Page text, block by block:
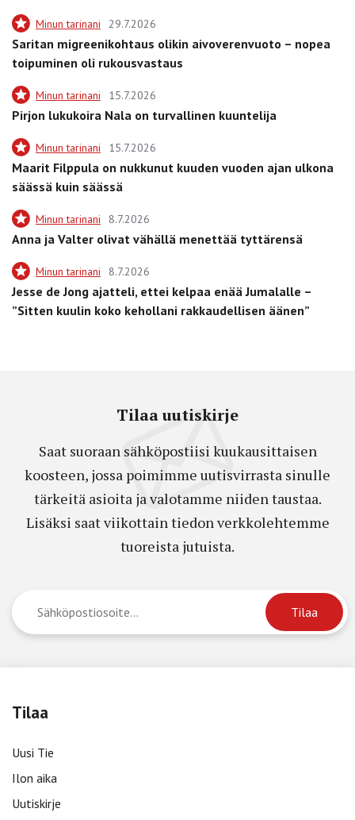
Minun tarinani 29.7.2026
Saritan migreenikohtaus olikin aivoverenvuoto – nopea
toipuminen oli rukousvastaus
Minun tarinani 15.7.2026
Pirjon lukukoira Nala on turvallinen kuuntelija
Minun tarinani 15.7.2026
Maarit Filppula on nukkunut kuuden vuoden ajan ulkona
säässä kuin säässä
Minun tarinani 8.7.2026
Anna ja Valter olivat vähällä menettää tyttärensä
Minun tarinani 8.7.2026
Jesse de Jong ajatteli, ettei kelpaa enää Jumalalle –
”Sitten kuulin koko kehollani rakkaudellisen äänen”
Tilaa uutiskirje
Saat suoraan sähköpostiisi kuukausittaisen
koosteen, jossa poimimme uutisvirrasta sinulle
tärkeitä asioita ja valotamme niiden taustaa.
Lisäksi saat viikottain tiedon verkkolehtemme
tuoreista jutuista.
Tilaa
Uusi Tie
Ilon aika
Uutiskirje